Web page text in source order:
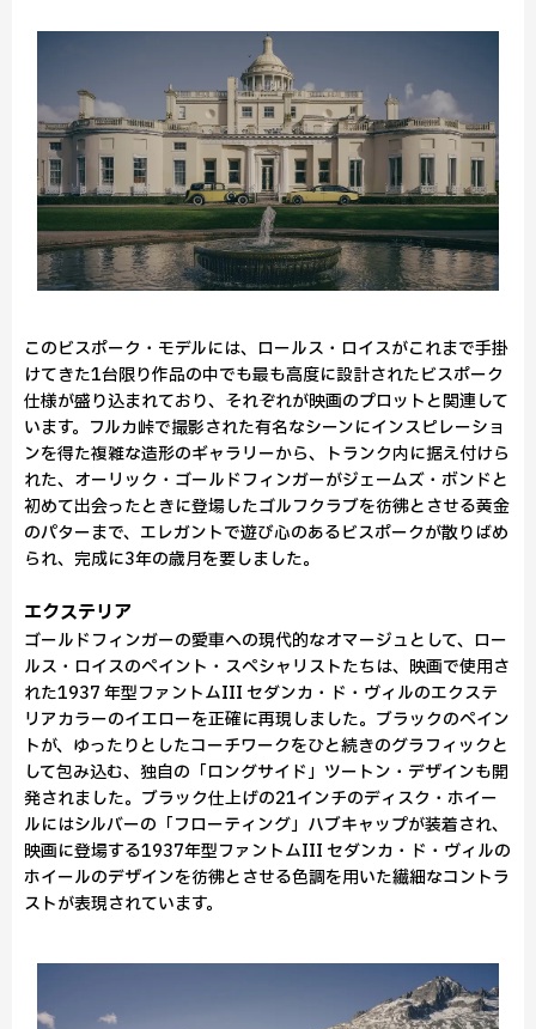
このビスポーク・モデルには、ロールス・ロイスがこれまで手掛
けてきた1台限り作品の中でも最も高度に設計されたビスポーク
仕様が盛り込まれており、それぞれが映画のプロットと関連して
います。フルカ峠で撮影された有名なシーンにインスピレーショ
ンを得た複雑な造形のギャラリーから、トランク内に据え付けら
れた、オーリック・ゴールドフィンガーがジェームズ・ボンドと
初めて出会ったときに登場したゴルフクラブを彷彿とさせる黄金
のパターまで、エレガントで遊び心のあるビスポークが散りばめ
られ、完成に3年の歳月を要しました。
エクステリア
ゴールドフィンガーの愛車への現代的なオマージュとして、ロー
ルス・ロイスのペイント・スペシャリストたちは、映画で使用さ
れた1937 年型ファントムIII セダンカ・ド・ヴィルのエクステ
リアカラーのイエローを正確に再現しました。ブラックのペイン
トが、ゆったりとしたコーチワークをひと続きのグラフィックと
して包み込む、独自の「ロングサイド」ツートン・デザインも開
発されました。ブラック仕上げの21インチのディスク・ホイー
ルにはシルバーの「フローティング」ハブキャップが装着され、
映画に登場する1937年型ファントムIII セダンカ・ド・ヴィルの
ホイールのデザインを彷彿とさせる色調を用いた繊細なコントラ
ストが表現されています。